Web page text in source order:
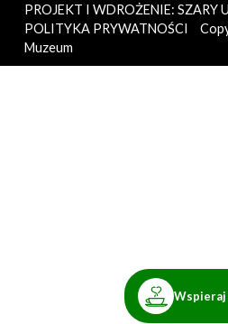
PROJEKT I WDROŻENIE: SZARY
POLITYKA PRYWATNOŚCI
Muzeum
Wspieraj